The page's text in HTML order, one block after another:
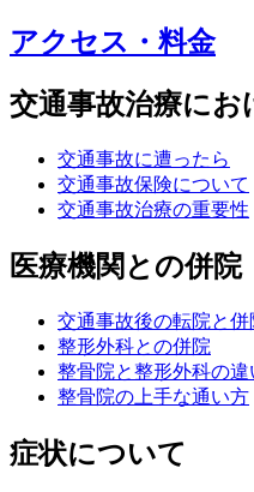
アクセス・料金
交通事故治療にお
交通事故に遭ったら
交通事故保険について
交通事故治療の重要性
医療機関との併院
交通事故後の転院と併
整形外科との併院
整骨院と整形外科の違
整骨院の上手な通い方
症状について